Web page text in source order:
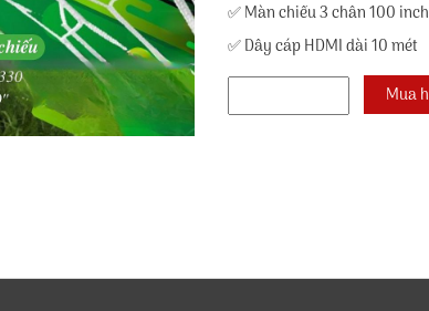
✅ Màn chiếu 3 chân 100 inch
✅ Dây cáp HDMI dài 10 mét